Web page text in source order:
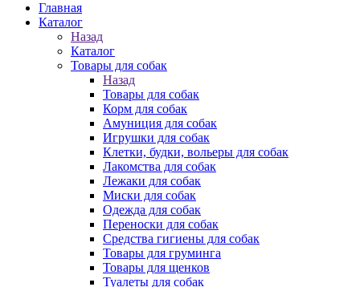
Главная
Каталог
Назад
Каталог
Товары для собак
Назад
Товары для собак
Корм для собак
Амуниция для собак
Игрушки для собак
Клетки, будки, вольеры для собак
Лакомства для собак
Лежаки для собак
Миски для собак
Одежда для собак
Переноски для собак
Средства гигиены для собак
Товары для груминга
Товары для щенков
Туалеты для собак